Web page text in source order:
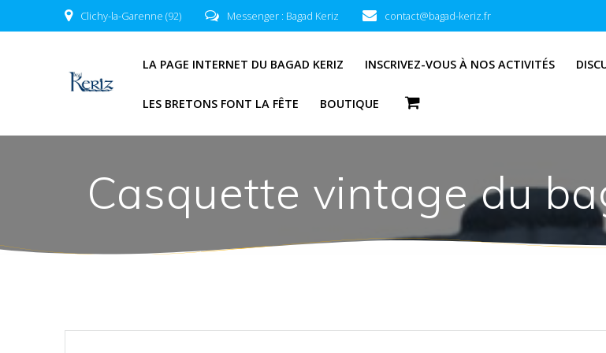
to
Clichy-la-Garenne (92) Messenger : Bagad Keriz contact@bagad-keriz.fr
LA PAGE INTERNET DU BAGAD KERIZ INSCRIVEZ-VOUS À NOS ACTIVITÉS
LES BRETONS FONT LA FÊTE BOUTIQUE
Casquette vintage du